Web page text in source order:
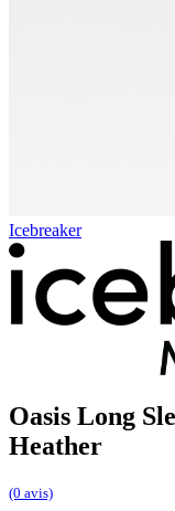
Icebreaker
Oasis Long
Heather
(0 avis)